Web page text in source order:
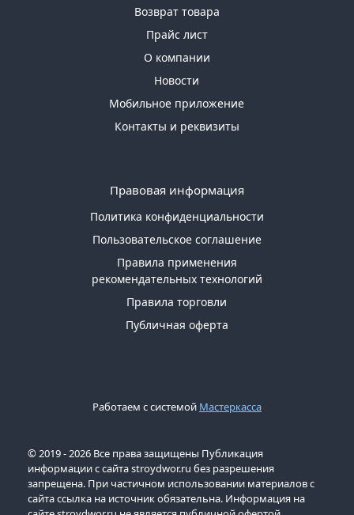
Возврат товара
Прайс лист
О компании
Новости
Мобильное приложение
Контакты и реквизиты
Правовая информация
Политика конфиденциальности
Пользовательское соглашение
Правила применения
рекомендательных технологий
Правила торговли
Публичная оферта
Работаем с системой Мастеркасса
© 2019 - 2026 Все права защищены Публикация
информации с сайта stroydwor.ru без разрешения
запрещена. При частичном использовании материалов с
сайта ссылка на источник обязательна. Информация на